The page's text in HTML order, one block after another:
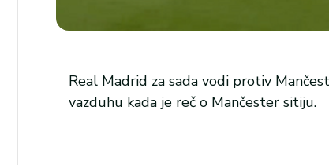
Real Madrid za sada vodi protiv
vazduhu kada je reč o Mančester sitiju.